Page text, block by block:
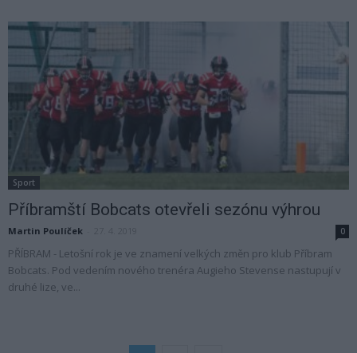
Sport
Příbramští Bobcats otevřeli sezónu výhrou
Martin Poulíček 0
PŘÍBRAM - Letošní rok je ve znamení velkých změn pro klub Příbram
Bobcats. Pod vedením nového trenéra Augieho Stevense nastupují v
druhé lize, ve...